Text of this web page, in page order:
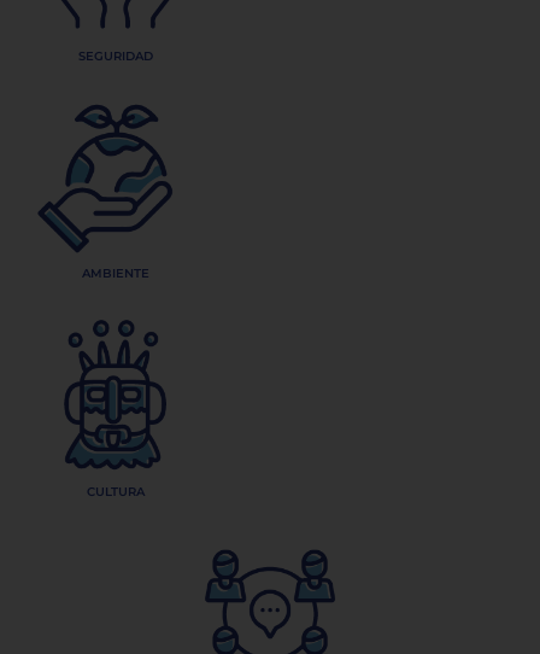
SEGURIDAD
AMBIENTE
CULTURA